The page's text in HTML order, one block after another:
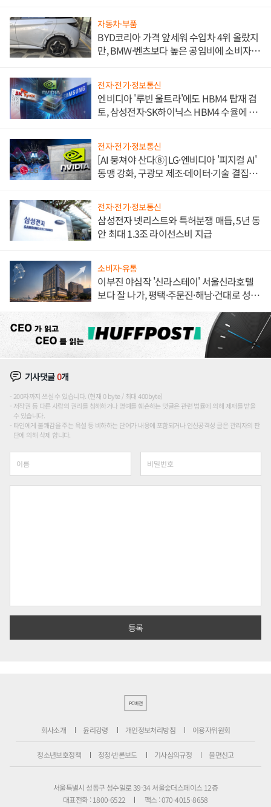
자동차·부품
BYD코리아 가격 앞세워 수입차 4위 올랐지
만, BMW·벤츠보다 높은 공임비에 소비자
전자·전기·정보통신
엔비디아 '루빈 울트라'에도 HBM4 탑재 검
토, 삼성전자·SK하이닉스 HBM4 수율에 주
전자·전기·정보통신
[AI 뭉쳐야 산다⑧] LG·엔비디아 '피지컬 AI'
동맹 강화, 구광모 제조·데이터·기술 결집
전자·전기·정보통신
삼성전자 넷리스트와 특허분쟁 매듭, 5년 동
안 최대 1.3조 라이선스비 지급
소비자·유통
이부진 야심작 '신라스테이' 서울신라호텔
보다 잘 나가, 평택·주문진·해남·건대로 성
기사댓글0개
200자까지 쓰실 수 있습니다. (현재 0 byte / 최대 400byte)
저작권 등 다른 사람의 권리를 침해하거나 명예를 훼손하는 댓글은 관련 법률에 의해 제재를 받을
수 있습니다.
타인에게 불쾌감을 주는 욕설 등 비하하는 단어가 내용에 포함되거나 인신공격성 글은 관리자의 판
단에 의해 삭제 합니다.
PC버전
회사소개 윤리강령 개인정보처리방침 이용자위원회
청소년보호정책 정정·반론보도 기사심의규정 불편신고
서울특별시 성동구 성수일로 39-34 서울숲더스페이스 12층
대표전화 : 1800-6522
팩스 : 070-4015-8658